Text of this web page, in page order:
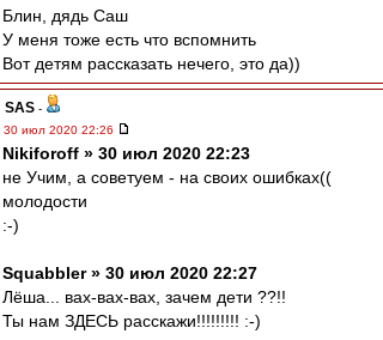
Блин, дядь Саш
У меня тоже есть что вспомнить
Вот детям рассказать нечего, это да))
SAS -
30 июл 2020 22:26
Nikiforoff » 30 июл 2020 22:23
не Учим, а советуем - на своих ошибках((
молодости
:-)
Squabbler » 30 июл 2020 22:27
Лёша... вах-вах-вах, зачем дети ??!!
Ты нам ЗДЕСЬ расскажи!!!!!!!!! :-)